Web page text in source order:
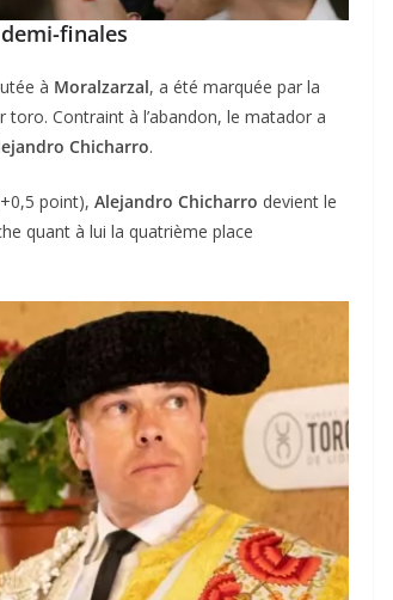
finales
à Moralzarzal, a été marquée par la
Contraint à l’abandon, le matador a
Chicharro.
point), Alejandro Chicharro devient le
quant à lui la quatrième place